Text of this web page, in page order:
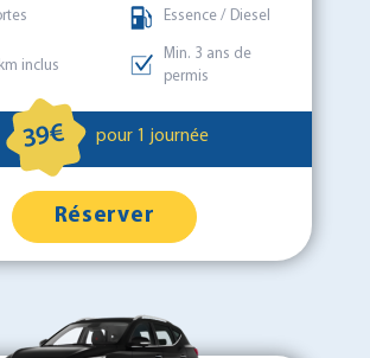
Essence / Diesel
inclus
Min. 3 ans de
permis
39€ pour 1 journée
Réserver